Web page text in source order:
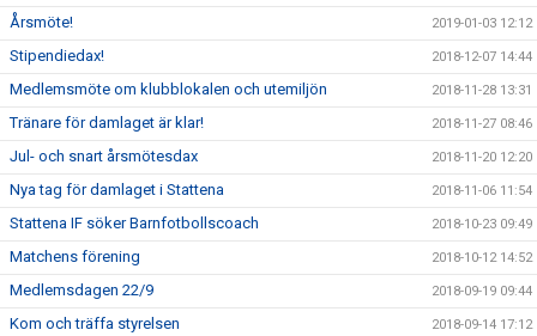
Årsmöte! 2019-01-03 12:12
Stipendiedax! 2018-12-07 14:44
Medlemsmöte om klubblokalen och utemiljön 2018-11-28 13:31
Tränare för damlaget är klar! 2018-11-27 08:46
Jul- och snart årsmötesdax 2018-11-20 12:20
Nya tag för damlaget i Stattena 2018-11-06 11:54
Stattena IF söker Barnfotbollscoach 2018-10-23 09:49
Matchens förening 2018-10-12 14:52
Medlemsdagen 22/9 2018-09-19 09:44
Kom och träffa styrelsen 2018-09-14 17:12